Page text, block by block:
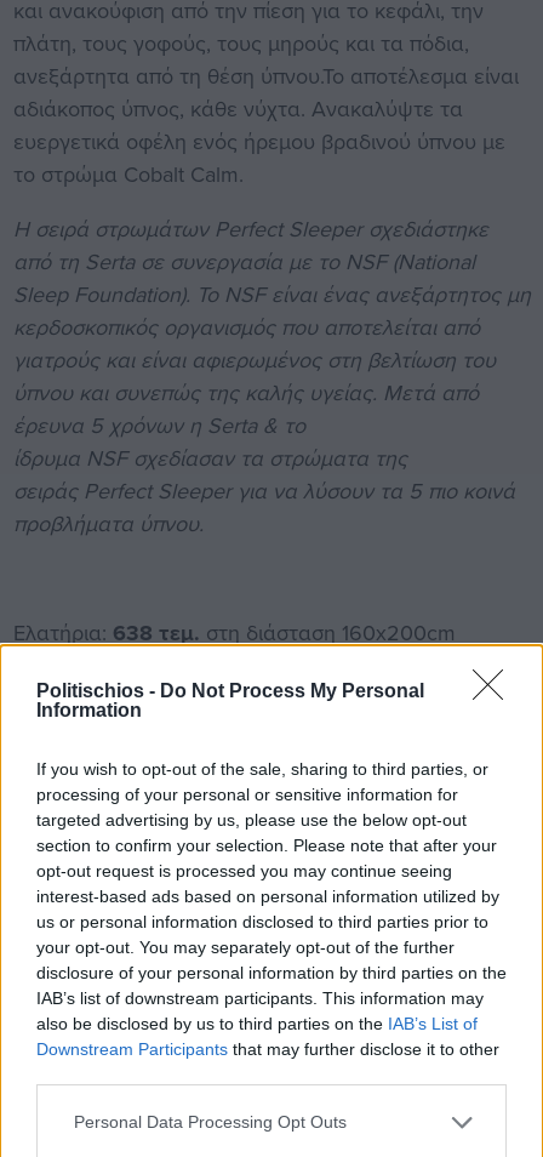
Politischios - Do Not Process My Personal
Information
If you wish to opt-out of the sale, sharing to third parties, or
processing of your personal or sensitive information for
targeted advertising by us, please use the below opt-out
section to confirm your selection. Please note that after your
opt-out request is processed you may continue seeing
interest-based ads based on personal information utilized by
us or personal information disclosed to third parties prior to
your opt-out. You may separately opt-out of the further
disclosure of your personal information by third parties on the
IAB’s list of downstream participants. This information may
also be disclosed by us to third parties on the IAB’s List of
Downstream Participants that may further disclose it to other
Personal Data Processing Opt Outs
και ανακούφιση από την πίεση για το κεφάλι, την
πλάτη, τους γοφούς, τους μηρούς και τα πόδια,
ανεξάρτητα από τη θέση ύπνου.Το αποτέλεσμα είναι
αδιάκοπος ύπνος, κάθε νύχτα. Ανακαλύψτε τα
ευεργετικά οφέλη ενός ήρεμου βραδινού ύπνου με
το στρώμα Cobalt Calm.
Η σειρά στρωμάτων Perfect Sleeperσχεδιάστηκε
από τη Serta σε συνεργασία με το NSF (National
Sleep Foundation). Το NSFείναι ένας ανεξάρτητος μη
κερδοσκοπικός οργανισμός που αποτελείται από
γιατρούς και είναι αφιερωμένος στη βελτίωση του
ύπνου και συνεπώς της καλής υγείας. Μετά από
έρευνα 5 χρόνων η Serta & το
ίδρυμα NSFσχεδίασαν τα στρώματα της
σειράς Perfect Sleeper για να λύσουν τα 5 πιο κοινά
προβλήματα ύπνου.
Ελατήρια: 638 τεμ. στη διάσταση 160x200cm
Ύψος:30cm(±1cm)
Σκληρότητα:6/10
Το μαξιλάρι Classic Memory foam είναι η ιδανική
επιλογή για όσους αναζητούν άνεση και υποστήριξη
στον ύπνο τους. Το μαξιλάρι διαθέτει μνήμη αφρού
(memory foam) που προσαρμόζεται στην κάθε
κίνηση του σώματος, εξασφαλίζοντας έτσι την
καλύτερη δυνατή στήριξη του λαιμού και της
πλάτης. Είναι πιστοποιημένο με το πρότυπο Oeko-
Tex, και είναι ιδανικό για όσους κοιμούνται